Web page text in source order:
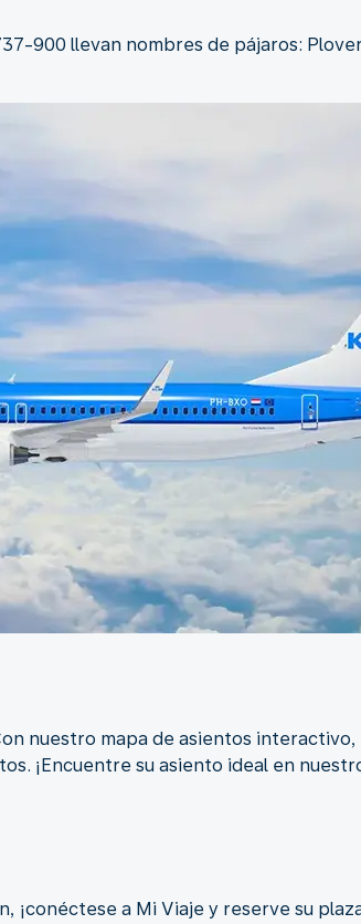
900 llevan nombres de pájaros:
nuestro mapa de asientos
¡Encuentre su asiento ideal en
¡conéctese a Mi Viaje y reserve su